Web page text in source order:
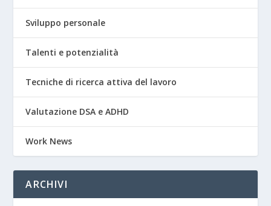
Sviluppo personale
Talenti e potenzialità
Tecniche di ricerca attiva del lavoro
Valutazione DSA e ADHD
Work News
ARCHIVI